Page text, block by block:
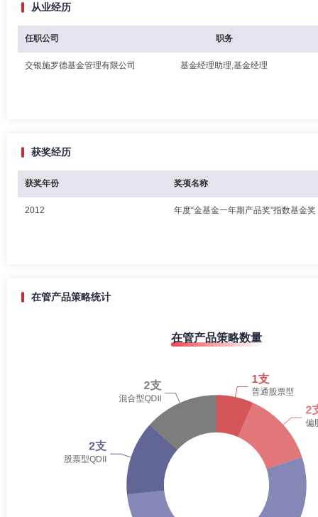
从业经历
任职公司 职务
交银施罗德基金管理有限公司 基金经理助理,基金经理
获奖经历
获奖年份 奖项名称
2012 年度“金基金一年期产品奖”指数基金奖
在管产品策略统计
在管产品策略数量